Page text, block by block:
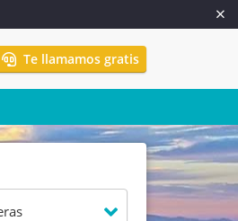
Te llamamos gratis